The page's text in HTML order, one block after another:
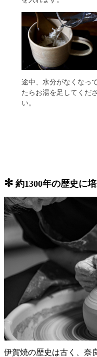
途中、水分がなくなっ
たらお湯を足してくださ
い。
✻ 約1300年の歴史に
伊賀焼の歴史は古く、奈